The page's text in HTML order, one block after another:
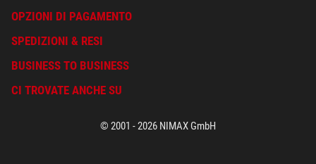
OPZIONI DI PAGAMENTO
SPEDIZIONI & RESI
BUSINESS TO BUSINESS
CI TROVATE ANCHE SU
© 2001 - 2026 NIMAX GmbH